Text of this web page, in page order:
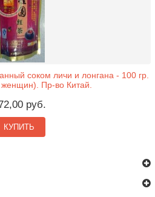
соком личи и лонгана - 100 гр.
Пр-во Китай.
руб.
КУПИТЬ